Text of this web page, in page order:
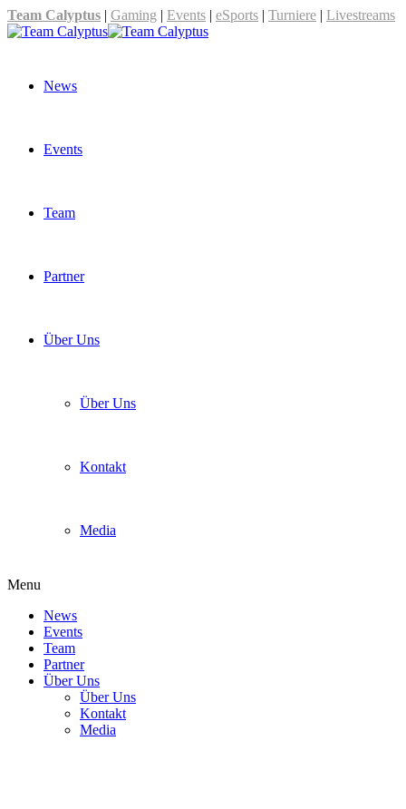
Team Calyptus | Gaming | Events | eSports | Turniere | Livestreams
News
Events
Team
Partner
Über Uns
Über Uns
Kontakt
Media
Menu
News
Events
Team
Partner
Über Uns
Über Uns
Kontakt
Media